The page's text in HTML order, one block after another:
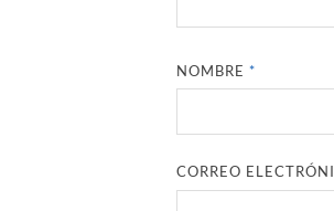
NOMBRE *
CORREO